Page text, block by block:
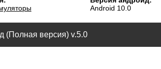
Android 10.0
(Полная версия) v.5.0